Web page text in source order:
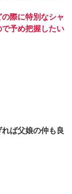
際に特別なシャ
予め把握したい
ば父娘の仲も良